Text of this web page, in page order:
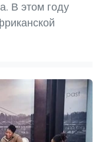
В этом году